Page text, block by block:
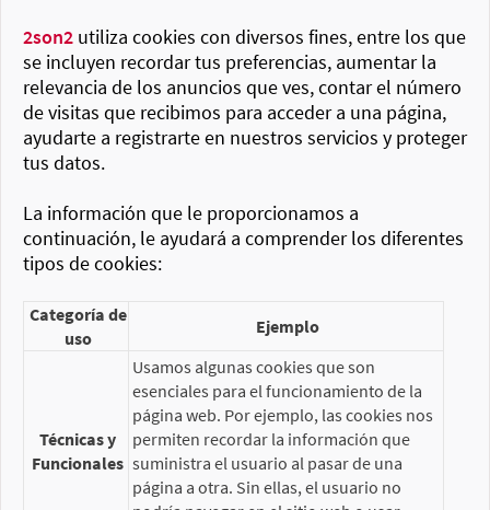
2son2 utiliza cookies con diversos fines, entre los que
se incluyen recordar tus preferencias, aumentar la
relevancia de los anuncios que ves, contar el número
de visitas que recibimos para acceder a una página,
ayudarte a registrarte en nuestros servicios y proteger
tus datos.
La información que le proporcionamos a
continuación, le ayudará a comprender los diferentes
tipos de cookies:
Categoría de
uso
Ejemplo
Técnicas y
Funcionales
Usamos algunas cookies que son
esenciales para el funcionamiento de la
página web. Por ejemplo, las cookies nos
permiten recordar la información que
suministra el usuario al pasar de una
página a otra. Sin ellas, el usuario no